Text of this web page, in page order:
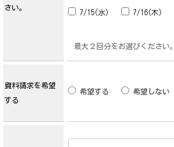
さい。
7/15(水) 7/16(木)
最大２回分をお選びください。
資料請求を希望
する
希望する 希望しない